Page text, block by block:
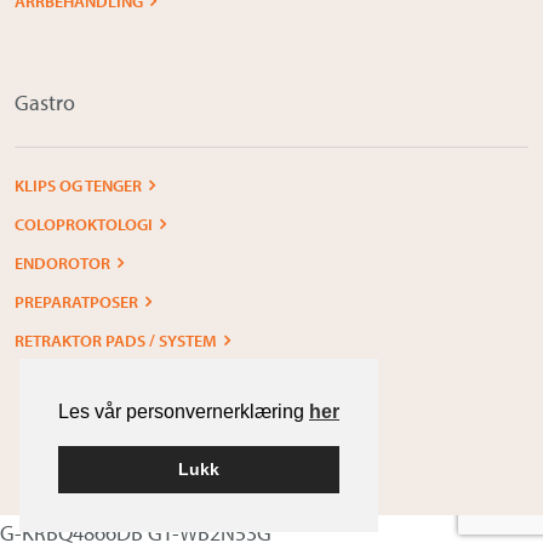
Les vår personvernerklæring her
Lukk
Gastro
KLIPS OG TENGER
COLOPROKTOLOGI
ENDOROTOR
PREPARATPOSER
RETRAKTOR PADS / SYSTEM
G-KRBQ4866DB GT-WB2N53G